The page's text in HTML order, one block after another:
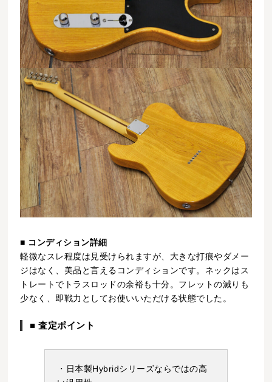
■ コンディション詳細
軽微なスレ程度は見受けられますが、大きな打痕やダメー
ジはなく、美品と言えるコンディションです。ネックはス
トレートでトラスロッドの余裕も十分。フレットの減りも
少なく、即戦力としてお使いいただける状態でした。
■ 査定ポイント
・日本製Hybridシリーズならではの高